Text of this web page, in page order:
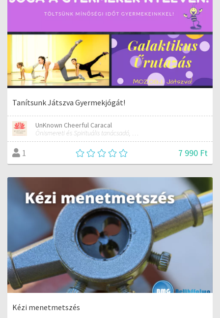
Tanítsunk Játszva Gyermekjógát!
UnKnown Cheerful Caracal
Önismereti és Spirituális tanácsadó, Kínai Asztrológus
1 7 990 Ft
Kézi menetmetszés